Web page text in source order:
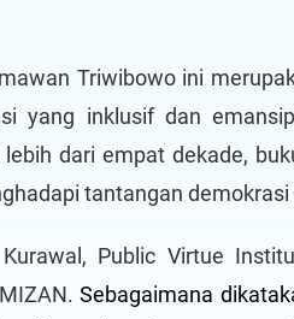
Triwibowo ini
yang inklusif dan
dari empat dekade,
tantangan demokrasi
Public Virtue
Sebagaimana